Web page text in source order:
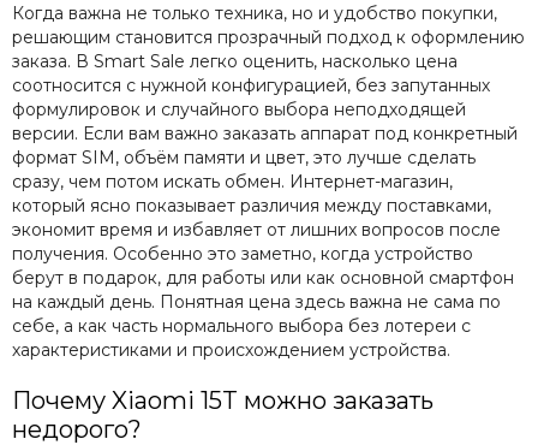
Когда важна не только техника, но и удобство покупки,
решающим становится прозрачный подход к оформлению
заказа. В Smart Sale легко оценить, насколько цена
соотносится с нужной конфигурацией, без запутанных
формулировок и случайного выбора неподходящей
версии. Если вам важно заказать аппарат под конкретный
формат SIM, объём памяти и цвет, это лучше сделать
сразу, чем потом искать обмен. Интернет-магазин,
который ясно показывает различия между поставками,
экономит время и избавляет от лишних вопросов после
получения. Особенно это заметно, когда устройство
берут в подарок, для работы или как основной смартфон
на каждый день. Понятная цена здесь важна не сама по
себе, а как часть нормального выбора без лотереи с
характеристиками и происхождением устройства.
Почему Xiaomi 15T можно заказать
недорого?